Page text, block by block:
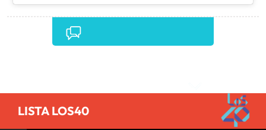
LISTA LOS40